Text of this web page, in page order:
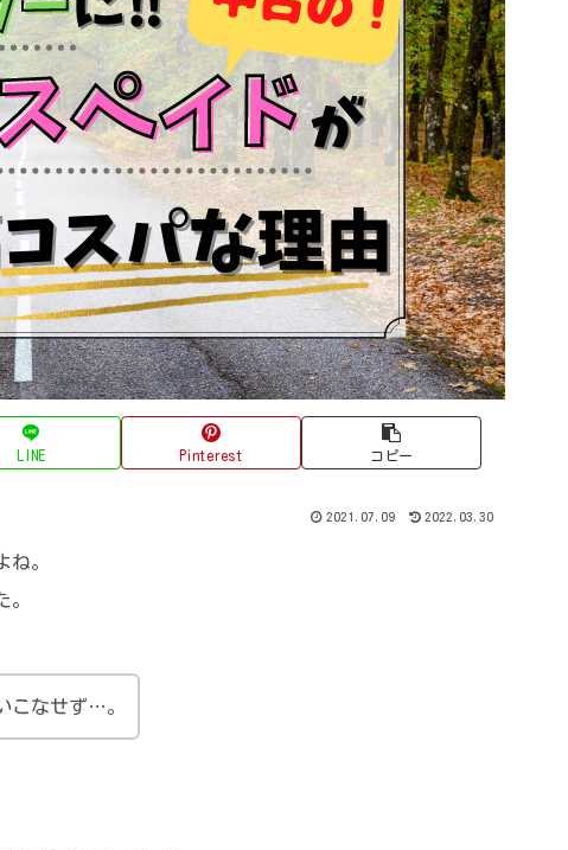
LINE Pinterest コピー
2021.07.09 2022.03.30
ね。
こなせず…。